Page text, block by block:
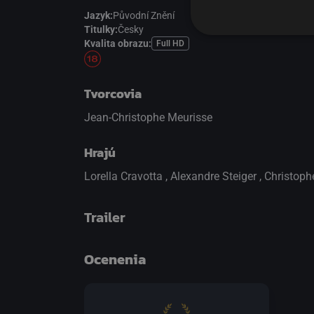
Jazyk:Původní Znění
Titulky:Česky
Kvalita obrazu:
Full HD
Tvorcovia
Jean-Christophe Meurisse
Hrajú
Lorella Cravotta , Alexandre Steiger ,
Trailer
prepnite na prehrávač HTML5
Ocenenia